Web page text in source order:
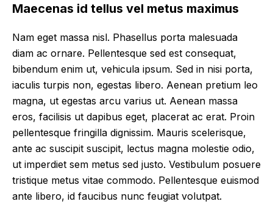
Maecenas id tellus vel metus maximus
Nam eget massa nisl. Phasellus porta malesuada
diam ac ornare. Pellentesque sed est consequat,
bibendum enim ut, vehicula ipsum. Sed in nisi porta,
iaculis turpis non, egestas libero. Aenean pretium leo
magna, ut egestas arcu varius ut. Aenean massa
eros, facilisis ut dapibus eget, placerat ac erat. Proin
pellentesque fringilla dignissim. Mauris scelerisque,
ante ac suscipit suscipit, lectus magna molestie odio,
ut imperdiet sem metus sed justo. Vestibulum posuere
tristique metus vitae commodo. Pellentesque euismod
ante libero, id faucibus nunc feugiat volutpat.